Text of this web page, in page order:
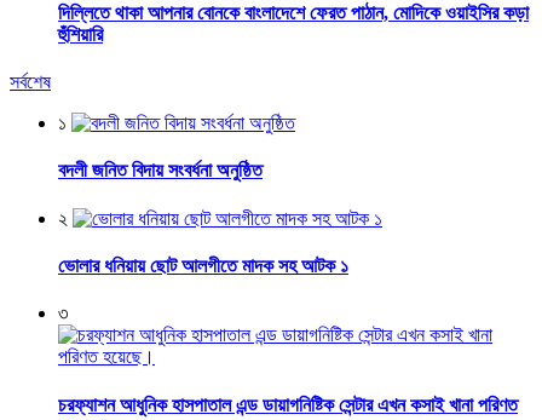
দিল্লিতে থাকা আপনার বোনকে বাংলাদেশে ফেরত পাঠান, মোদিকে ওয়াইসির কড়া
হুঁশিয়ারি
সর্বশেষ
১
বদলী জনিত বিদায় সংবর্ধনা অনুষ্ঠিত
২
ভোলার ধনিয়ায় ছোট আলগীতে মাদক সহ আটক ১
৩
চরফ্যাশন আধুনিক হাসপাতাল এন্ড ডায়াগনিষ্টিক সেন্টার এখন কসাই খানা পরিণত